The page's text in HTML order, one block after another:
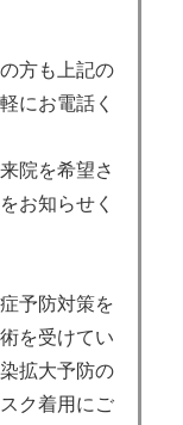
方も上記の
にお電話く
院を希望さ
お知らせく
予防対策を
を受けてい
拡大予防の
ク着用にご